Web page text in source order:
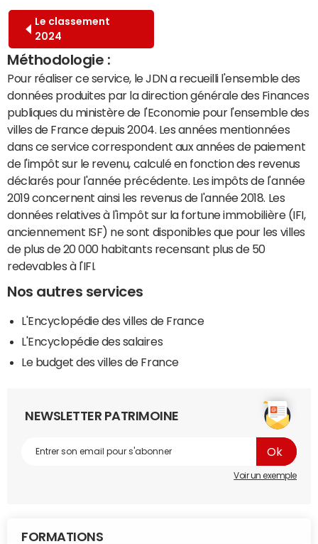
Le classement
2024
Méthodologie :
Pour réaliser ce service, le JDN a recueilli l'ensemble des
données produites par la direction générale des Finances
publiques du ministère de l'Economie pour l'ensemble des
villes de France depuis 2004. Les années mentionnées
dans ce service correspondent aux années de paiement
de l'impôt sur le revenu, calculé en fonction des revenus
déclarés pour l'année précédente. Les impôts de l'année
2019 concernent ainsi les revenus de l'année 2018. Les
données relatives à l'impôt sur la fortune immobilière (IFI,
anciennement ISF) ne sont disponibles que pour les villes
de plus de 20 000 habitants recensant plus de 50
redevables à l'IFI.
Nos autres services
L'Encyclopédie des villes de France
L'Encyclopédie des salaires
Le budget des villes de France
NEWSLETTER PATRIMOINE
Voir un exemple
FORMATIONS